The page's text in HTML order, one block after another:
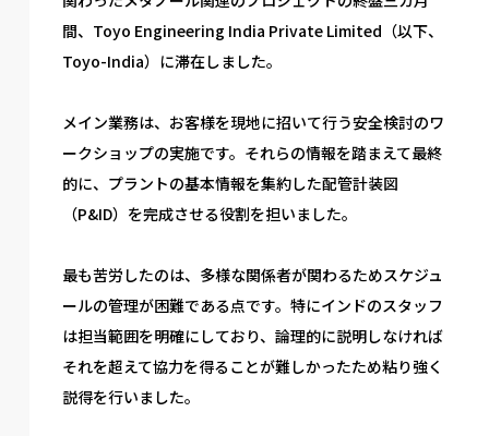
間、Toyo Engineering India Private Limited（以下、
Toyo-India）に滞在しました。
メイン業務は、お客様を現地に招いて行う安全検討のワ
ークショップの実施です。それらの情報を踏まえて最終
的に、プラントの基本情報を集約した配管計装図
（P&ID）を完成させる役割を担いました。
最も苦労したのは、多様な関係者が関わるためスケジュ
ールの管理が困難である点です。特にインドのスタッフ
は担当範囲を明確にしており、論理的に説明しなければ
それを超えて協力を得ることが難しかったため粘り強く
説得を行いました。